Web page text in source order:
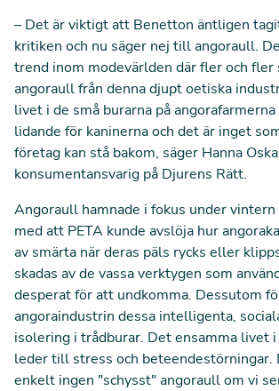
– Det är viktigt att Benetton äntligen
kritiken och nu säger nej till angoraull.
trend inom modevärlden där fler och
angoraull från denna djupt oetiska
livet i de små burarna på
lidande för kaninerna och det är inget
företag kan stå bakom, säger Hanna
konsumentansvarig på Djurens Rätt.
Angoraull hamnade i fokus under
med att PETA kunde avslöja hur
av smärta när deras päls rycks eller
skadas av de vassa verktygen som
desperat för att undkomma. Dessutom
angoraindustrin dessa intelligenta,
isolering i trådburar. Det ensamma livet
leder till stress och beteendestörningar.
enkelt ingen "schysst" angoraull om vi